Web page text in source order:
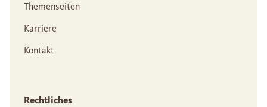
Themenseiten
Karriere
Kontakt
Rechtliches